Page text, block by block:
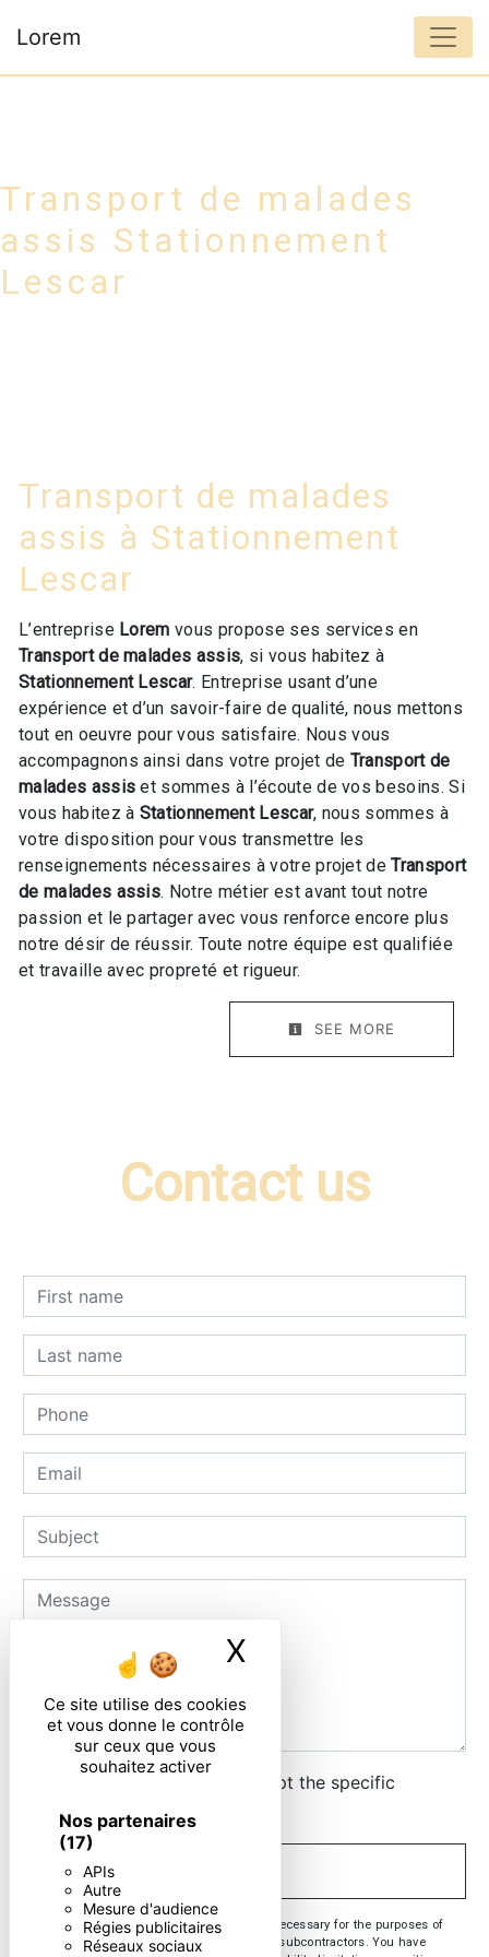
Ce site utilise des cookies
et vous donne le contrôle
sur ceux que vous
souhaitez activer
Nos partenaires
(17)
APIs
Autre
Mesure d'audience
Régies publicitaires
Réseaux sociaux
X
Lorem
Transport de malades
assis Stationnement
Lescar
Transport de malades
assis à Stationnement
Lescar
L’entreprise Lorem vous propose ses services en
Transport de malades assis, si vous habitez à
Stationnement Lescar. Entreprise usant d’une
expérience et d’un savoir-faire de qualité, nous mettons
tout en oeuvre pour vous satisfaire. Nous vous
accompagnons ainsi dans votre projet de Transport de
malades assis et sommes à l’écoute de vos besoins. Si
vous habitez à Stationnement Lescar, nous sommes à
votre disposition pour vous transmettre les
renseignements nécessaires à votre projet deTransport
de malades assis. Notre métier est avant tout notre
passion et le partager avec vous renforce encore plus
notre désir de réussir. Toute notre équipe est qualifiée
et travaille avec propreté et rigueur.
SEE MORE
Contact us
By checking this box, I accept the specific
conditions below **
** The personal data communicated are necessary for the purposes of
contacting you. They are intended and its subcontractors. You have